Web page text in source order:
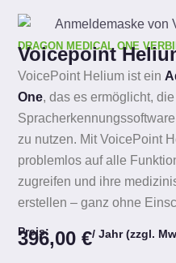
DRAGON MEDICAL ONE
Voicepoint
VoicePoint Helium ist ein
One, das es ermöglicht,
zu nutzen. Mit VoicePoint
problemlos auf alle
zugreifen und ihre
erstellen – ganz ohne
Preis:
396,00 €/ Jahr (zzgl.